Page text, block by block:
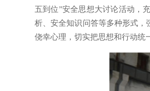
五到位”安全思想大讨论活动，
析、安全知识问答等多种形式
侥幸心理，切实把思想和行动统